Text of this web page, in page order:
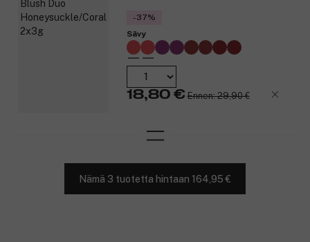
-37%
Sävy
18,80 € Ennen: 29,90 €
Nämä 3 tuotetta hintaan 164,95 €